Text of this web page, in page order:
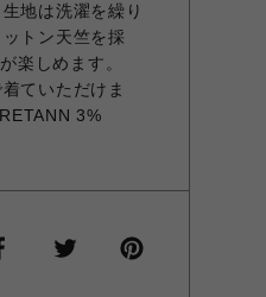
地は洗濯を繰り
トン天竺を採
楽しめます。
ていただけま
3%